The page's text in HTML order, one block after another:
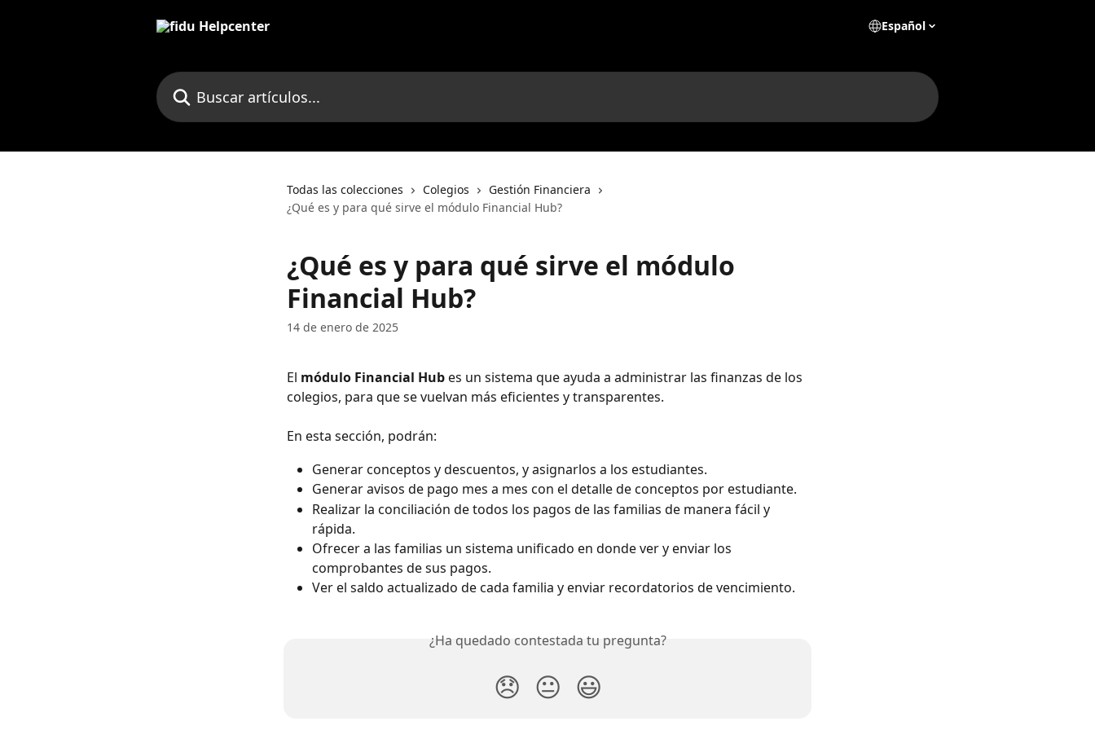
Español
Buscar artículos...
Todas las colecciones Colegios
Gestión Financiera
¿Qué es y para qué sirve el módulo Financial Hub?
¿Qué es y para qué sirve el módulo
Financial Hub?
14 de enero de 2025
El módulo Financial Hub es un sistema que ayuda a administrar las finanzas de los
colegios, para que se vuelvan más eficientes y transparentes.
En esta sección, podrán:
Generar conceptos y descuentos, y asignarlos a los estudiantes.
Generar avisos de pago mes a mes con el detalle de conceptos por estudiante.
Realizar la conciliación de todos los pagos de las familias de manera fácil y
rápida.
Ofrecer a las familias un sistema unificado en donde ver y enviar los
comprobantes de sus pagos.
Ver el saldo actualizado de cada familia y enviar recordatorios de vencimiento.
¿Ha quedado contestada tu pregunta?
😞 😐 😃